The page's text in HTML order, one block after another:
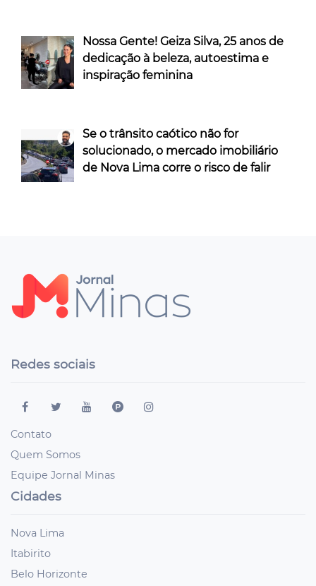
Nossa Gente! Geiza Silva, 25 anos de
dedicação à beleza, autoestima e
inspiração feminina
Se o trânsito caótico não for
solucionado, o mercado imobiliário
de Nova Lima corre o risco de falir
Redes sociais
Contato
Quem Somos
Equipe Jornal Minas
Cidades
Nova Lima
Itabirito
Belo Horizonte